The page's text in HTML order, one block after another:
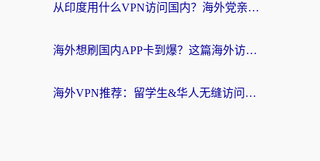
从印度用什么VPN访问国内？海外党亲测的无缝回国上网指南
海外想刷国内APP卡到爆？这篇海外访问国内服务器加速指南帮你解决所有问题
海外VPN推荐：留学生&华人无缝访问国内资源的避坑指南